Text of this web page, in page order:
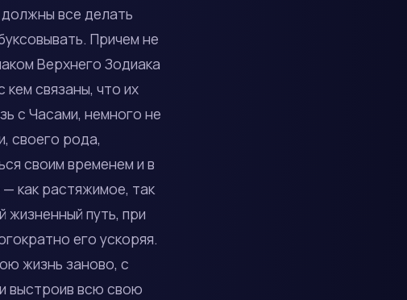
все делать
Причем не
Верхнего Зодиака
связаны, что их
с Часами, немного не
своего рода,
своим временем и в
как растяжимое, так
жизненный путь, при
его ускоряя.
жизнь заново, с
выстроив всю свою